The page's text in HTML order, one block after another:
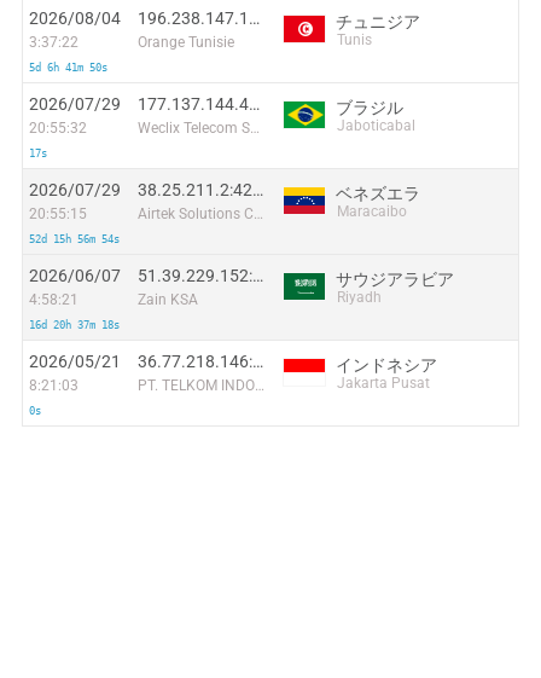
2026/08/04
3:37:22
5d 6h 41m 50s
196.238.147.12:41578
Orange Tunisie
チュニジア
Tunis
2026/07/29
20:55:32
17s
177.137.144.48:42187
Weclix Telecom S/A
ブラジル
Jaboticabal
2026/07/29
20:55:15
52d 15h 56m 54s
38.25.211.2:42800
Airtek Solutions C.A.
ベネズエラ
Maracaibo
2026/06/07
4:58:21
16d 20h 37m 18s
51.39.229.152:7231
Zain KSA
サウジアラビア
Riyadh
2026/05/21
8:21:03
0s
36.77.218.146:24376
PT. TELKOM INDONESIA
インドネシア
Jakarta Pusat